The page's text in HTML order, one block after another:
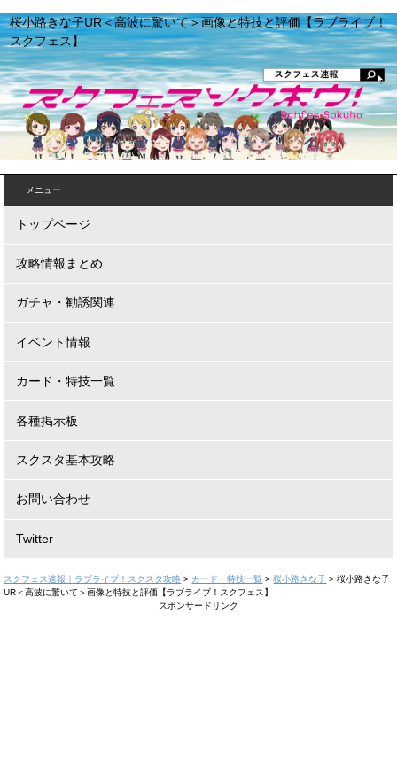
桜小路きな子UR＜高波に驚いて＞画像と特技と評価【ラブライブ！
スクフェス】
メニュー
トップページ
攻略情報まとめ
ガチャ・勧誘関連
イベント情報
カード・特技一覧
各種掲示板
スクスタ基本攻略
お問い合わせ
Twitter
スクフェス速報｜ラブライブ！スクスタ攻略 > カード・特技一覧 >桜小路きな子 >桜小路きな子
UR＜高波に驚いて＞画像と特技と評価【ラブライブ！スクフェス】
スポンサードリンク